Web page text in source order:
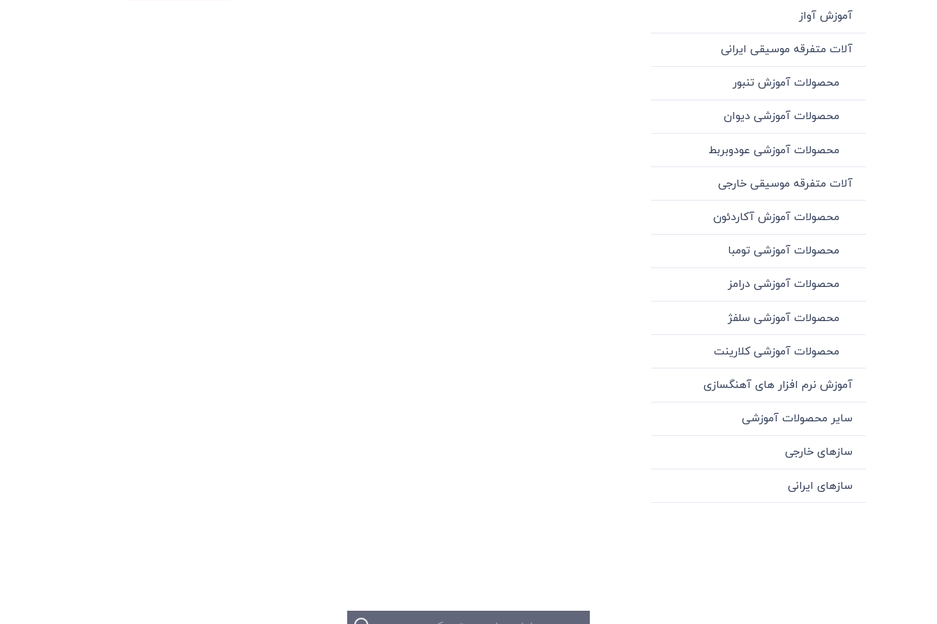
آموزش آواز
آلات متفرقه موسیقی ایرانی
محصولات آموزش تنبور
محصولات آموزشی دیوان
محصولات آموزشی عودوبربط
آلات متفرقه موسیقی خارجی
محصولات آموزش آکاردئون
محصولات آموزشی تومبا
محصولات آموزشی درامز
محصولات آموزشی سلفژ
محصولات آموزشی کلارینت
آموزش نرم افزار های آهنگسازی
سایر محصولات آموزشی
سازهای خارجی
سازهای ایرانی